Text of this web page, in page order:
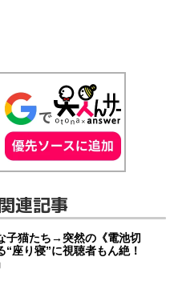
連記事
子猫たち→突然の《電池切
座り寝”に視聴者もん絶！